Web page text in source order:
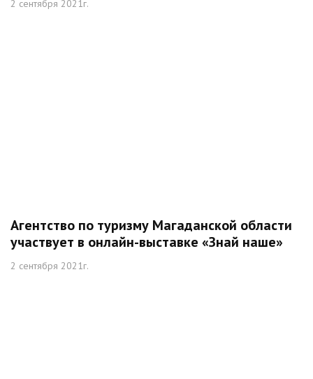
2 сентября 2021г.
Агентство по туризму Магаданской области
участвует в онлайн-выставке «Знай наше»
2 сентября 2021г.